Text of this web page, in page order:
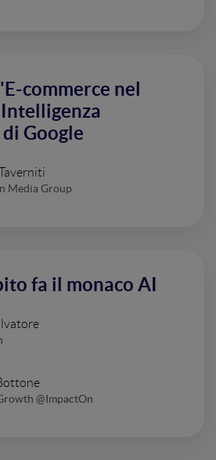
commerce nel
Google
Media Group
fa il monaco AI
@ImpactOn